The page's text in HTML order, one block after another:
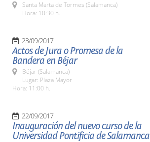
Santa Marta de Tormes (Salamanca)
Hora: 10:30 h.
23/09/2017
Actos de Jura o Promesa de la
Bandera en Béjar
Béjar (Salamanca)
Lugar: Plaza Mayor
Hora: 11:00 h.
22/09/2017
Inauguración del nuevo curso de la
Universidad Pontificia de Salamanca